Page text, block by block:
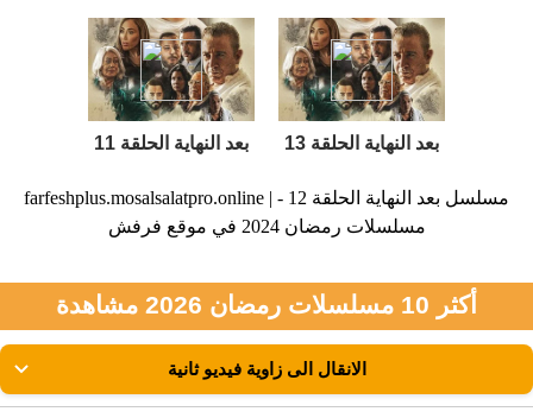
بعد النهاية الحلقة 13 بعد النهاية الحلقة 11
farfeshplus.mosalsalatpro.online | مسلسل بعد النهاية الحلقة 12 -
مسلسلات رمضان 2024 في موقع فرفش
أكثر 10 مسلسلات رمضان 2026 مشاهدة